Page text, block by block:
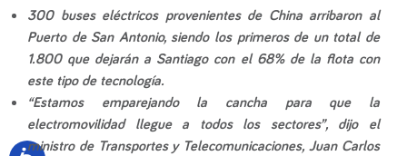
300 buses eléctricos provenientes de China arribaron al
Puerto de San Antonio, siendo los primeros de un total de
1.800 que dejarán a Santiago con el 68% de la flota con
este tipo de tecnología.
“Estamos emparejando la cancha para que la
electromovilidad llegue a todos los sectores”, dijo el
ministro de Transportes y Telecomunicaciones, Juan Carlos